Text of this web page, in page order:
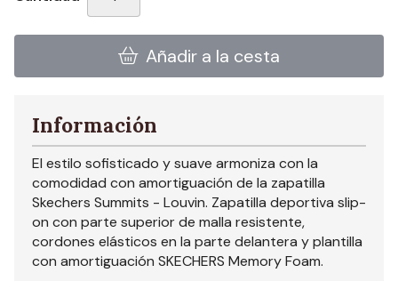
Añadir a la cesta
Información
El estilo sofisticado y suave armoniza con la
comodidad con amortiguación de la zapatilla
Skechers Summits - Louvin. Zapatilla deportiva slip-
on con parte superior de malla resistente,
cordones elásticos en la parte delantera y plantilla
con amortiguación SKECHERS Memory Foam.